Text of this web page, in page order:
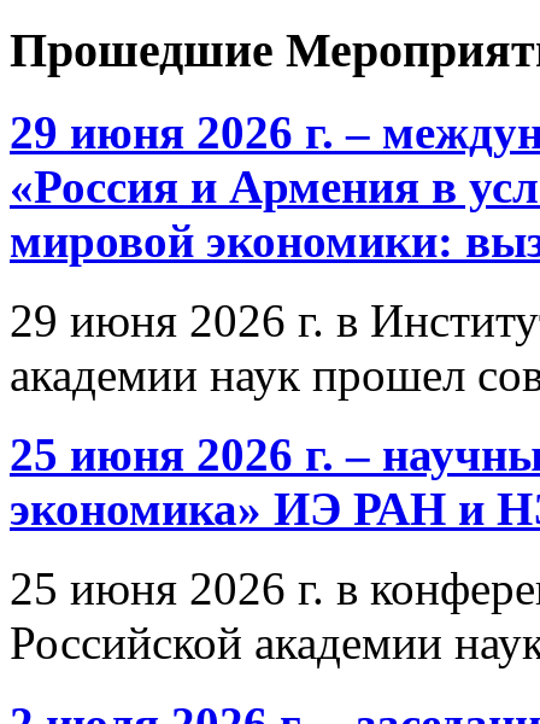
Прошедшие
29 июня 2026 г. –
«Россия и Армения в
мировой экономики:
29 июня 2026 г. в
академии наук прошел
25 июня 2026 г. –
экономика» ИЭ РАН и
25 июня 2026 г. в
Российской академии